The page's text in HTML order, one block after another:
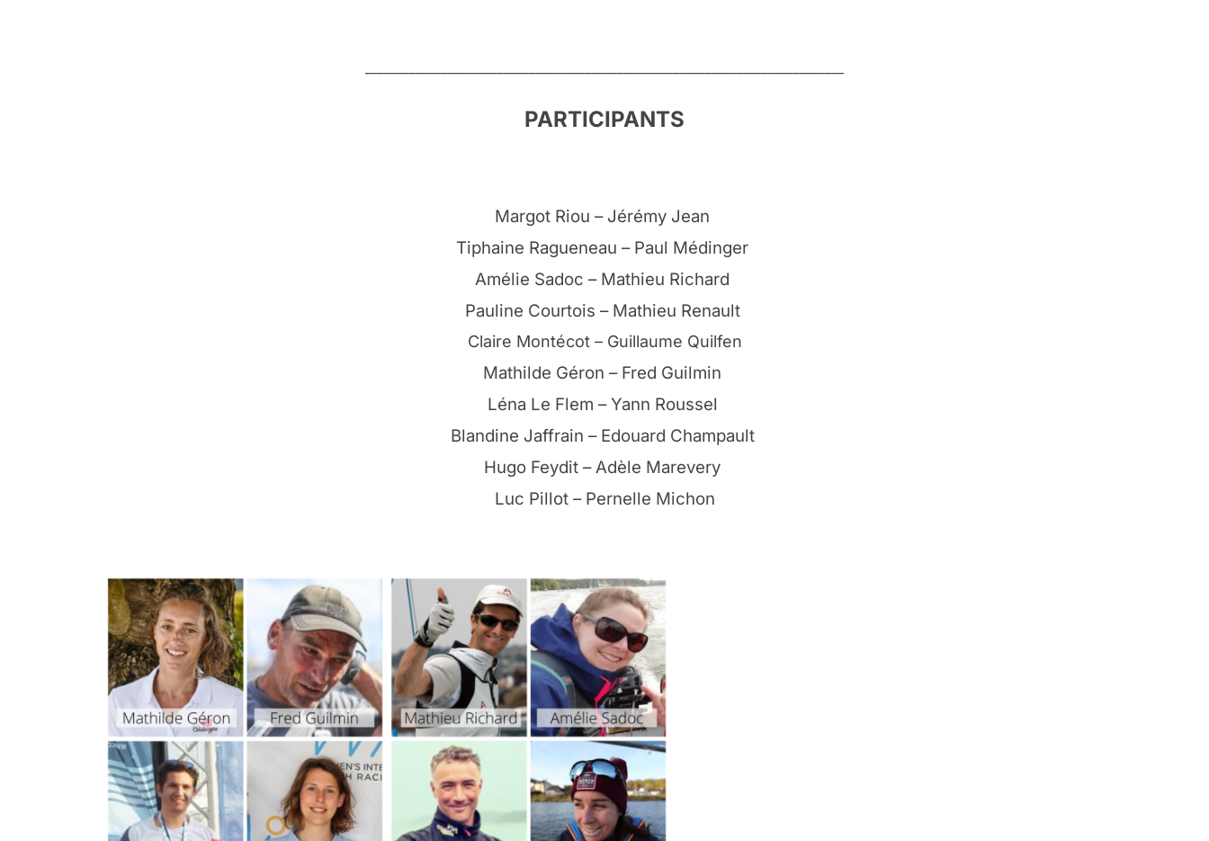
PARTICIPANTS
Margot Riou – Jérémy Jean
Tiphaine Ragueneau – Paul Médinger
Amélie Sadoc – Mathieu Richard
Pauline Courtois – Mathieu Renault
Claire Montécot – Guillaume Quilfen
Mathilde Géron – Fred Guilmin
Léna Le Flem – Yann Roussel
Blandine Jaffrain – Edouard Champault
Hugo Feydit – Adèle Marevery
Luc Pillot – Pernelle Michon